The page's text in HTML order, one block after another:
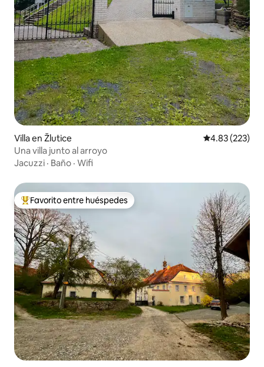
Villa en Žlutice Calificación
4.83 (223)
Una villa junto al arroyo
Jacuzzi · Baño · Wifi
Favorito entre huéspedes preferido
Favorito entre huéspedes